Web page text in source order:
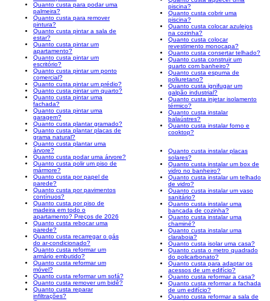
Quanto custa para podar uma
palmeira?
Quanto custa para remover
pintura?
Quanto custa pintar a sala de
estar?
Quanto custa pintar um
apartamento?
Quanto custa pintar um
escritório?
Quanto custa pintar um ponto
comercial?
Quanto custa pintar um prédio?
Quanto custa pintar um quarto?
Quanto custa pintar uma
fachada?
Quanto custa pintar uma
garagem?
Quanto custa plantar gramado?
Quanto custa plantar placas de
grama natural?
Quanto custa plantar uma
árvore?
Quanto custa podar uma árvore?
Quanto custa polir um piso de
mármore?
Quanto custa por papel de
parede?
Quanto custa por pavimentos
contínuos?
Quanto custa por piso de
madeira em todo o
apartamento? Preços de 2026
Quanto custa rebocar uma
parede?
Quanto custa recarregar o gás
do ar-condicionado?
Quanto custa reformar um
armário embutido?
Quanto custa reformar um
móvel?
Quanto custa reformar um sofá?
Quanto custa remover um bidê?
Quanto custa reparar
infiltrações?
piscina?
Quanto custa cobrir uma
piscina?
Quanto custa colocar azulejos
na cozinha?
Quanto custa colocar
revestimento monocapa?
Quanto custa consertar telhado?
Quanto custa construir um
quarto com banheiro?
Quanto custa espuma de
poliuretano?
Quanto custa ignifugar um
galpão industrial?
Quanto custa injetar isolamento
térmico?
Quanto custa instalar
balaústres?
Quanto custa instalar forno e
cooktop?
Quanto custa instalar placas
solares?
Quanto custa instalar um box de
vidro no banheiro?
Quanto custa instalar um telhado
de vidro?
Quanto custa instalar um vaso
sanitário?
Quanto custa instalar uma
bancada de cozinha?
Quanto custa instalar uma
chaminé?
Quanto custa instalar uma
claraboia?
Quanto custa isolar uma casa?
Quanto custa o metro quadrado
do policarbonato?
Quanto custa para adaptar os
acessos de um edifício?
Quanto custa reformar a casa?
Quanto custa reformar a fachada
de um edifício?
Quanto custa reformar a sala de